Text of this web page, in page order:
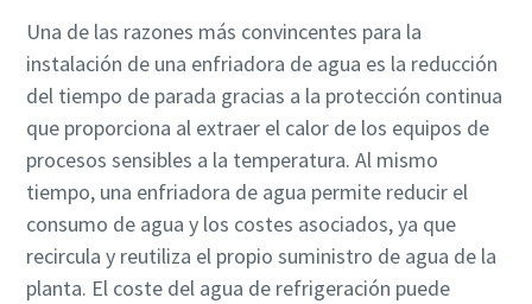
Una de las razones más convincentes para la
instalación de una enfriadora de agua es la reducción
del tiempo de parada gracias a la protección continua
que proporciona al extraer el calor de los equipos de
procesos sensibles a la temperatura. Al mismo
tiempo, una enfriadora de agua permite reducir el
consumo de agua y los costes asociados, ya que
recircula y reutiliza el propio suministro de agua de la
planta. El coste del agua de refrigeración puede